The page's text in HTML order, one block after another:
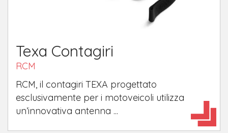
Texa Contagiri
RCM
RCM, il contagiri TEXA progettato
esclusivamente per i motoveicoli utilizza
un’innovativa antenna ...